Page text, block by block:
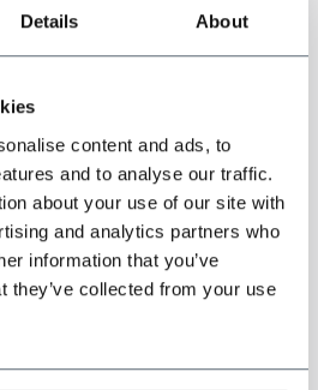
Details About
content and ads, to
and to analyse our traffic.
about your use of our site with
and analytics partners who
information that you’ve
they’ve collected from your use
dan opmeten door een kleermaker of